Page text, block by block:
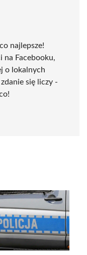
najlepsze!
na Facebooku,
o lokalnych
się liczy -